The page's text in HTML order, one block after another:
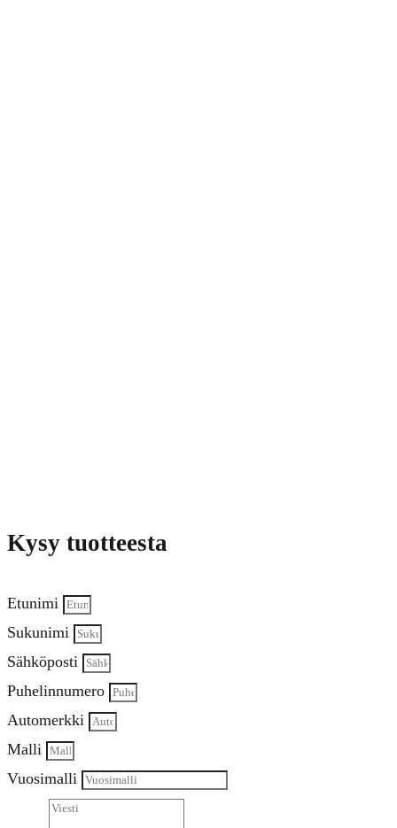
Kysy tuotteesta
Etunimi
Sukunimi
Sähköposti
Puhelinnumero
Automerkki
Malli
Vuosimalli